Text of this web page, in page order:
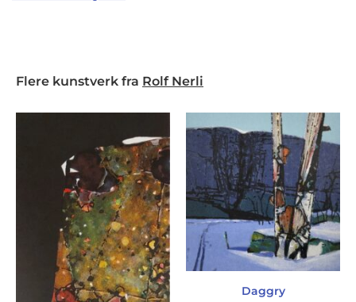
Flere kunstverk fra Rolf Nerli
Daggry